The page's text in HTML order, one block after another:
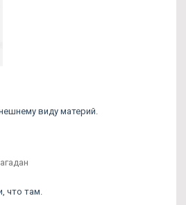
виду материй.
что там.